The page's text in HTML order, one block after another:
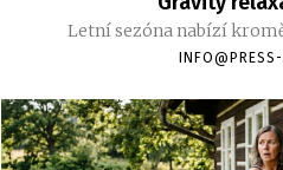
Letní sezóna nabízí